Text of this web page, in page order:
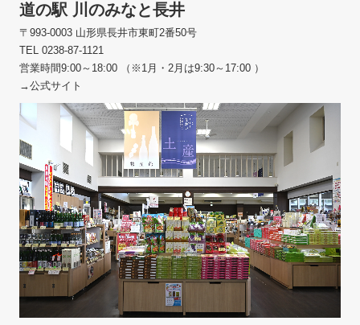
道の駅 川のみなと長井
〒993-0003 山形県長井市東町2番50号
TEL 0238-87-1121
営業時間9:00～18:00 （※1月・2月は9:30～17:00 ）
→公式サイト